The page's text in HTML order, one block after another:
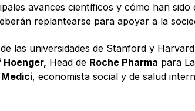
avances científicos y cómo han
replantearse para apoyar a la
las universidades de Stanford y
Hoenger, Head de Roche Pharma para
, economista social y de salud